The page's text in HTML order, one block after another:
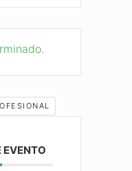
EVENTO